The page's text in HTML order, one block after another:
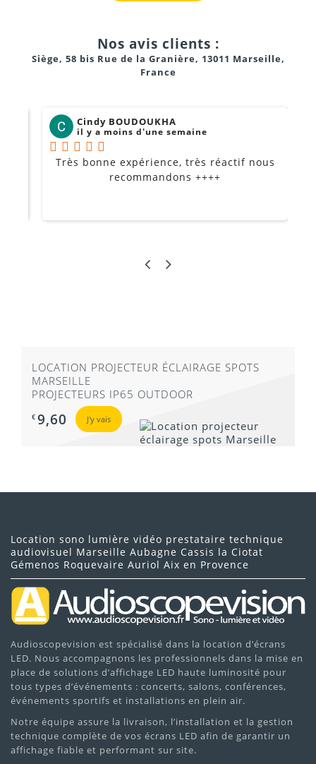
Nos avis clients :
Siège, 58 bis Rue de la Granière, 13011 Marseille,
France
Cindy BOUDOUKHA
il y a moins d'une semaine
Très bonne expérience, très réactif nous
recommandons ++++
LOCATION PROJECTEUR ÉCLAIRAGE SPOTS
MARSEILLE
PROJECTEURS IP65 OUTDOOR
€ 9,60 J'y vais
Location sono lumière vidéo prestataire technique
audiovisuel Marseille Aubagne Cassis la Ciotat
Gémenos Roquevaire Auriol Aix en Provence
Audioscopevision est spécialisé dans la location d’écrans
LED. Nous accompagnons les professionnels dans la mise en
place de solutions d’affichage LED haute luminosité pour
tous types d’événements : concerts, salons, conférences,
événements sportifs et installations en plein air.
Notre équipe assure la livraison, l’installation et la gestion
technique complète de vos écrans LED afin de garantir un
affichage fiable et performant sur site.